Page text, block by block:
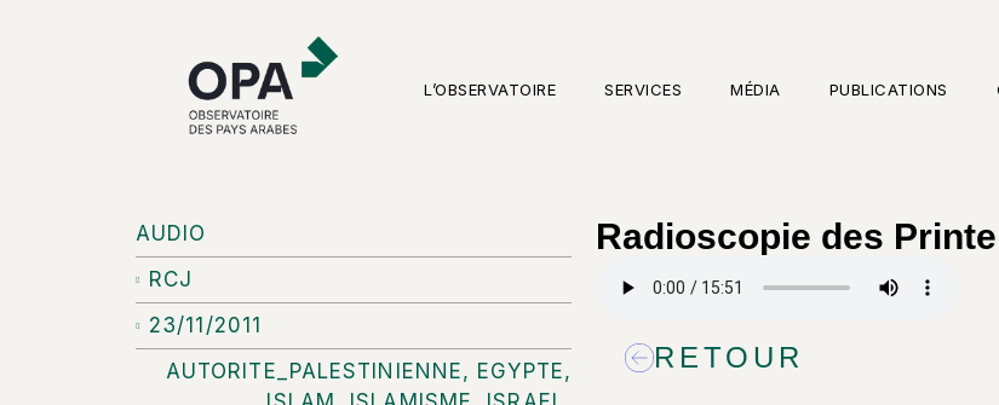
L’OBSERVATOIRE SERVICES MÉDIA PUBLICATIONS
AUDIO
RCJ
23/11/2011
AUTORITE_PALESTINIENNE, EGYPTE,
Radioscopie des
RETOUR